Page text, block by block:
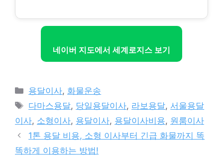
네이버 지도에서 세계로지스 보기
Categories
용달이사, 화물운송
Tags
다마스용달, 당일용달이사, 라보용달, 서울용달
이사, 소형이사, 용달이사, 용달이사비용, 원룸이사
1톤 용달 비용, 소형 이사부터 긴급 화물까지 똑
똑하게 이용하는 방법!